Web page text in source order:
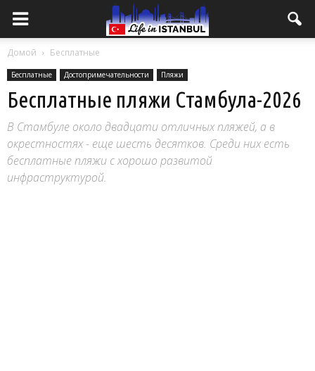
Домой Бесплатные
Бесплатные Достопримечательности Пляжи
Бесплатные пляжи Стамбула-2026
В Стамбуле около двадцати отличных пляжей, а в
окрестностях - еще шесть десятков. Среди них есть
бесплатные пляжи с хорошо развитой
инфраструктурой.